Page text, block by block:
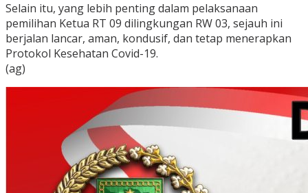
Selain itu, yang lebih penting dalam pelaksanaan
pemilihan Ketua RT 09 dilingkungan RW 03, sejauh ini
berjalan lancar, aman, kondusif, dan tetap menerapkan
Protokol Kesehatan Covid-19.
(ag)